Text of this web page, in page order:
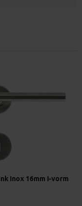
inox 16mm I-vorm